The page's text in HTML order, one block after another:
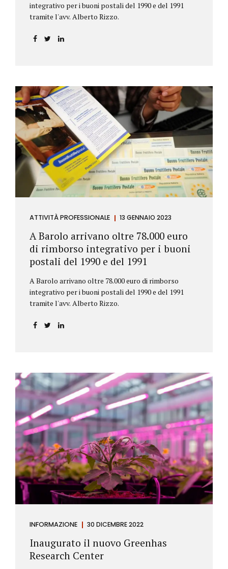
integrativo per i buoni postali del 1990 e del 1991
tramite l'avv. Alberto Rizzo.
ATTIVITÀ PROFESSIONALE 13 GENNAIO 2023
A Barolo arrivano oltre 78.000 euro
di rimborso integrativo per i buoni
postali del 1990 e del 1991
A Barolo arrivano oltre 78.000 euro di rimborso
integrativo per i buoni postali del 1990 e del 1991
tramite l'avv. Alberto Rizzo.
INFORMAZIONE 30 DICEMBRE 2022
Inaugurato il nuovo Greenhas
Research Center